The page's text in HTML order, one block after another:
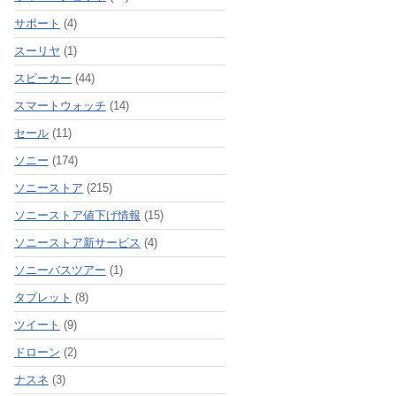
サポート (4)
スーリヤ (1)
スピーカー (44)
スマートウォッチ (14)
セール(11)
ソニー (174)
ソニーストア (215)
ソニーストア値下げ情報 (15)
ソニーストア新サービス (4)
ソニーバスツアー (1)
タブレット (8)
ツイート (9)
ドローン (2)
ナスネ (3)